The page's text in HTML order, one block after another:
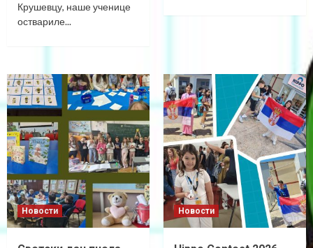
Крушевцу, наше ученице
оствариле...
Новости Новости